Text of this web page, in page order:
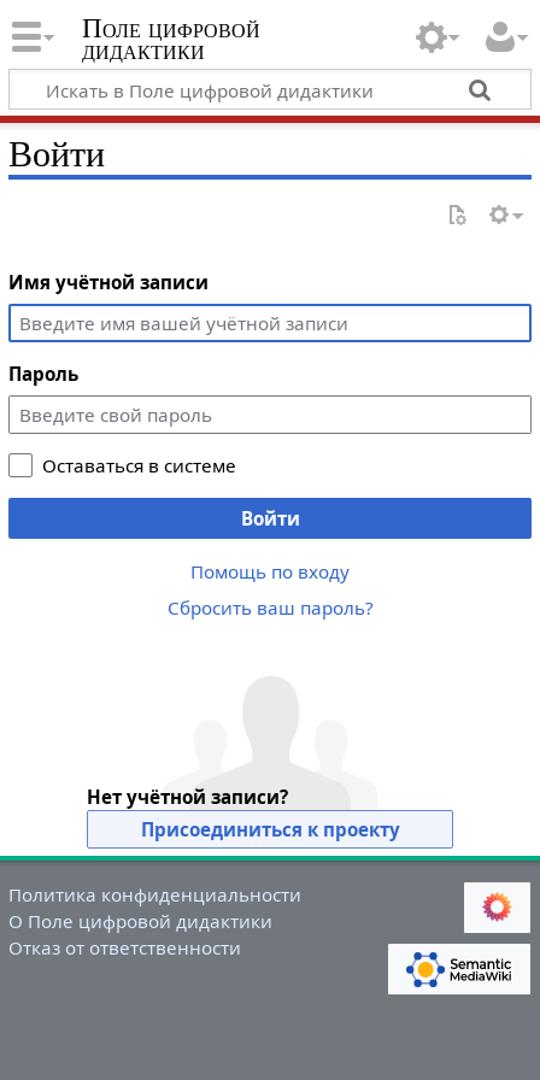
Поле цифровой
дидактики
Войти
Имя учётной записи
Пароль
Оставаться в системе
Войти
Помощь по входу
Сбросить ваш пароль?
Нет учётной записи?
Присоединиться к проекту
Политика конфиденциальности
О Поле цифровой дидактики
Отказ от ответственности